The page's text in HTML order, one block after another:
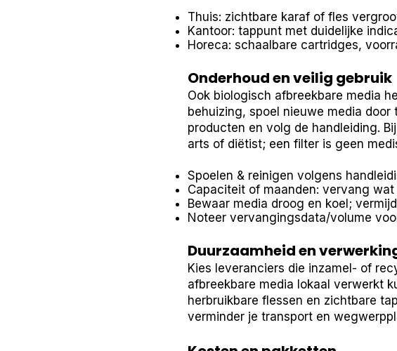
Thuis: zichtbare karaf of fles
Kantoor: tappunt met duidelijke
Horeca: schaalbare cartridges,
Onderhoud en veilig gebruik
Ook biologisch afbreekbare media
behuizing, spoel nieuwe media
producten en volg de handleiding.
arts of diëtist; een filter is geen
Spoelen & reinigen volgens
Capaciteit of maanden: vervang
Bewaar media droog en koel;
Noteer vervangingsdata/volume
Duurzaamheid en
Kies leveranciers die inzamel- of
afbreekbare media lokaal verwerkt
herbruikbare flessen en zichtbare
verminder je transport en